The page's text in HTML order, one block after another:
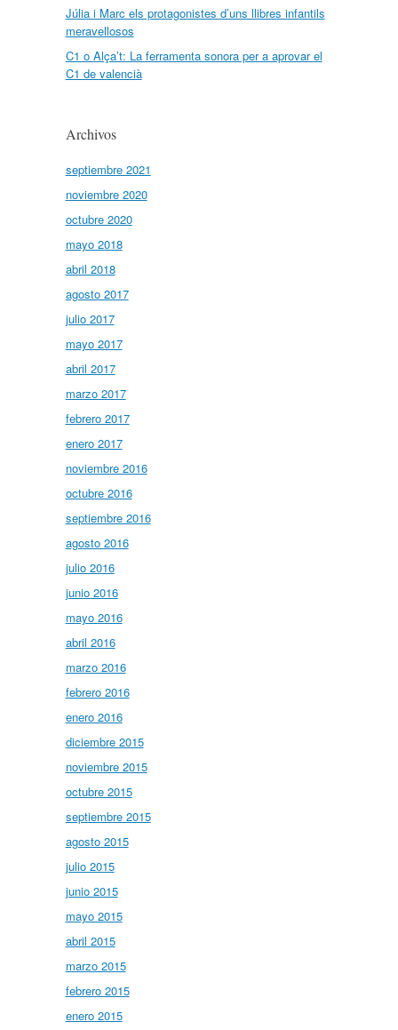
Júlia i Marc els protagonistes d’uns llibres infantils
meravellosos
C1 o Alça’t: La ferramenta sonora per a aprovar el
C1 de valencià
Archivos
septiembre 2021
noviembre 2020
octubre 2020
mayo 2018
abril 2018
agosto 2017
julio 2017
mayo 2017
abril 2017
marzo 2017
febrero 2017
enero 2017
noviembre 2016
octubre 2016
septiembre 2016
agosto 2016
julio 2016
junio 2016
mayo 2016
abril 2016
marzo 2016
febrero 2016
enero 2016
diciembre 2015
noviembre 2015
octubre 2015
septiembre 2015
agosto 2015
julio 2015
junio 2015
mayo 2015
abril 2015
marzo 2015
febrero 2015
enero 2015